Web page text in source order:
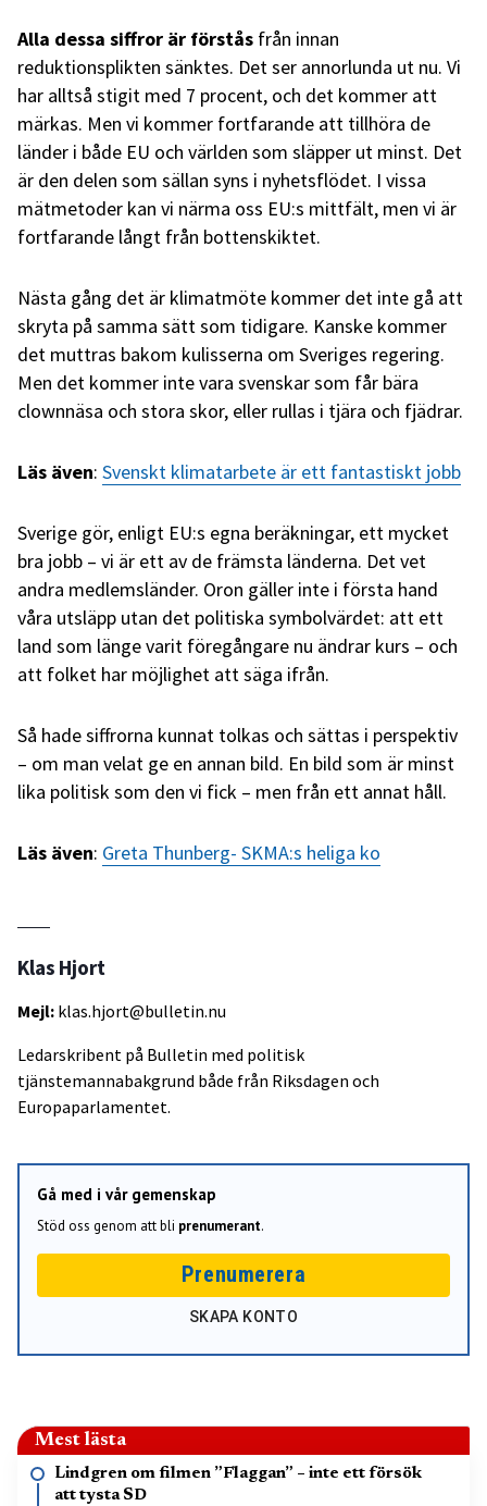
Alla dessa siffror är förstås från innan
reduktionsplikten sänktes. Det ser annorlunda ut nu. Vi
har alltså stigit med 7 procent, och det kommer att
märkas. Men vi kommer fortfarande att tillhöra de
länder i både EU och världen som släpper ut minst. Det
är den delen som sällan syns i nyhetsflödet. I vissa
mätmetoder kan vi närma oss EU:s mittfält, men vi är
fortfarande långt från bottenskiktet.
Nästa gång det är klimatmöte kommer det inte gå att
skryta på samma sätt som tidigare. Kanske kommer
det muttras bakom kulisserna om Sveriges regering.
Men det kommer inte vara svenskar som får bära
clownnäsa och stora skor, eller rullas i tjära och fjädrar.
Läs även: Svenskt klimatarbete är ett fantastiskt jobb
Sverige gör, enligt EU:s egna beräkningar, ett mycket
bra jobb – vi är ett av de främsta länderna. Det vet
andra medlemsländer. Oron gäller inte i första hand
våra utsläpp utan det politiska symbolvärdet: att ett
land som länge varit föregångare nu ändrar kurs – och
att folket har möjlighet att säga ifrån.
Så hade siffrorna kunnat tolkas och sättas i perspektiv
– om man velat ge en annan bild. En bild som är minst
lika politisk som den vi fick – men från ett annat håll.
Läs även: Greta Thunberg- SKMA:s heliga ko
Klas Hjort
Mejl: klas.hjort@bulletin.nu
Ledarskribent på Bulletin med politisk
tjänstemannabakgrund både från Riksdagen och
Europaparlamentet.
Gå med i vår gemenskap
Stöd oss genom att bli prenumerant.
Prenumerera
SKAPA KONTO
Mest lästa
Lindgren om filmen ”Flaggan” – inte ett försök
att tysta SD